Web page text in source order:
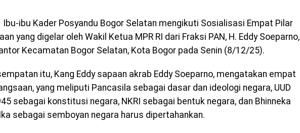
Ibu-ibu Kader Posyandu Bogor Selatan mengikuti Sosialisasi Empat Pilar
yang digelar oleh Wakil Ketua MPR RI dari Fraksi PAN, H. Eddy Soeparno,
Kecamatan Bogor Selatan, Kota Bogor pada Senin (8/12/25).
itu, Kang Eddy sapaan akrab Eddy Soeparno, mengatakan empat
yang meliputi Pancasila sebagai dasar dan ideologi negara, UUD
sebagai konstitusi negara, NKRI sebagai bentuk negara, dan Bhinneka
sebagai semboyan negara harus dipertahankan.